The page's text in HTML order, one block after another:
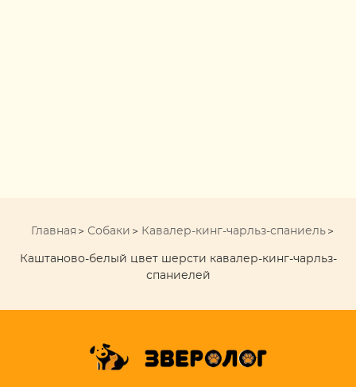
Главная Собаки Кавалер-кинг-чарльз-спаниель
Каштаново-белый цвет шерсти кавалер-кинг-чарльз-
спаниелей